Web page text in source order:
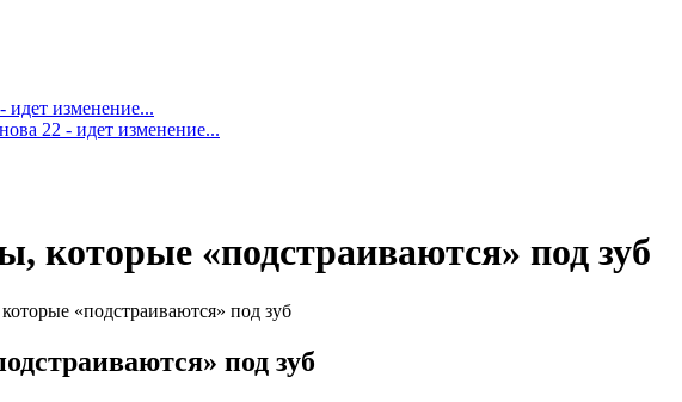
изменение...
22 - идет изменение...
которые «подстраиваются» под зуб
«подстраиваются» под зуб
под зуб